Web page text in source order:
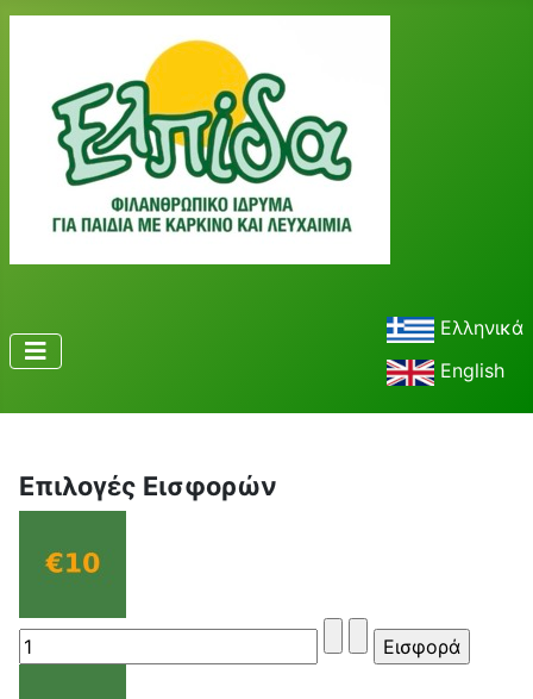
Ελληνικά
English
Επιλογές Εισφορών